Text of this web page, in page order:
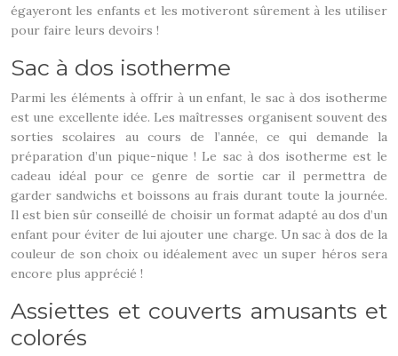
égayeront les enfants et les motiveront sûrement à les utiliser
pour faire leurs devoirs !
Sac à dos isotherme
Parmi les éléments à offrir à un enfant, le sac à dos isotherme
est une excellente idée. Les maîtresses organisent souvent des
sorties scolaires au cours de l’année, ce qui demande la
préparation d’un pique-nique ! Le sac à dos isotherme est le
cadeau idéal pour ce genre de sortie car il permettra de
garder sandwichs et boissons au frais durant toute la journée.
Il est bien sûr conseillé de choisir un format adapté au dos d’un
enfant pour éviter de lui ajouter une charge. Un sac à dos de la
couleur de son choix ou idéalement avec un super héros sera
encore plus apprécié !
Assiettes et couverts amusants et
colorés